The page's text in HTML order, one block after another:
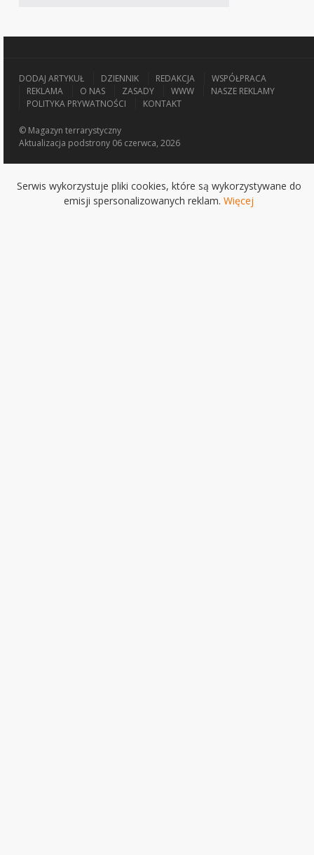
DODAJ ARTYKUŁ DZIENNIK REDAKCJA
WSPÓŁPRACA
REKLAMA
O NAS ZASADY WWW
NASZE REKLAMY
POLITYKA PRYWATNOŚCI
KONTAKT
© Magazyn terrarystyczny
Aktualizacja podstrony 06 czerwca, 2026
Serwis wykorzystuje pliki cookies, które są wykorzystywane do
emisji spersonalizowanych reklam. Więcej